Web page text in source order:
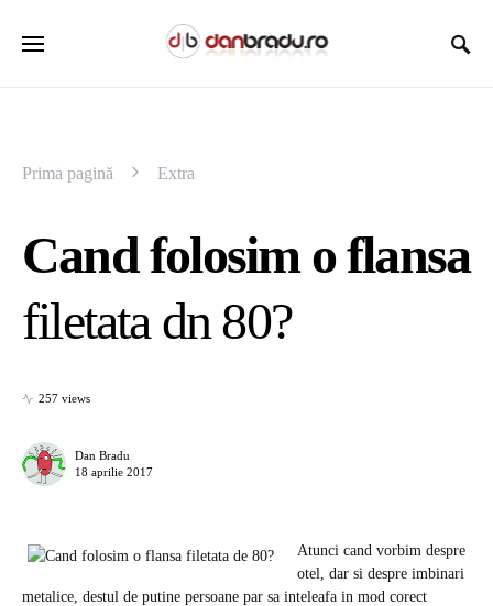
Prima pagină Extra
Cand folosim o flansa
filetata dn 80?
257 views
Dan Bradu
18 aprilie 2017
Atunci cand vorbim despre
otel, dar si despre imbinari
metalice, destul de putine persoane par sa inteleafa in mod corect